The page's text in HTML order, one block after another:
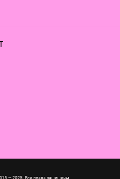
— 2025. Все права защищены